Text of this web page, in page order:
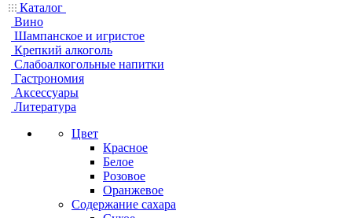
Каталог
Вино
Шампанское и игристое
Крепкий алкоголь
Слабоалкогольные напитки
Гастрономия
Аксессуары
Литература
Цвет
Красное
Белое
Розовое
Оранжевое
Содержание сахара